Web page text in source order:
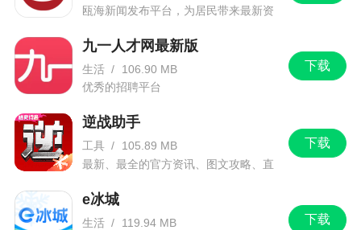
3、可保存所用过的封面；
4、社区吃瓜墙增加关闭按钮；
5、修复了很多已知问题；
瓯海新闻发布平台，为居民带来最新资
下载
九一人才网最新版
生活 /
106.90 MB
优秀的招聘平台
下载
逆战助手
工具 /
105.89 MB
最新、最全的官方资讯、图文攻略、直
下载
e冰城
生活 /
119.94 MB